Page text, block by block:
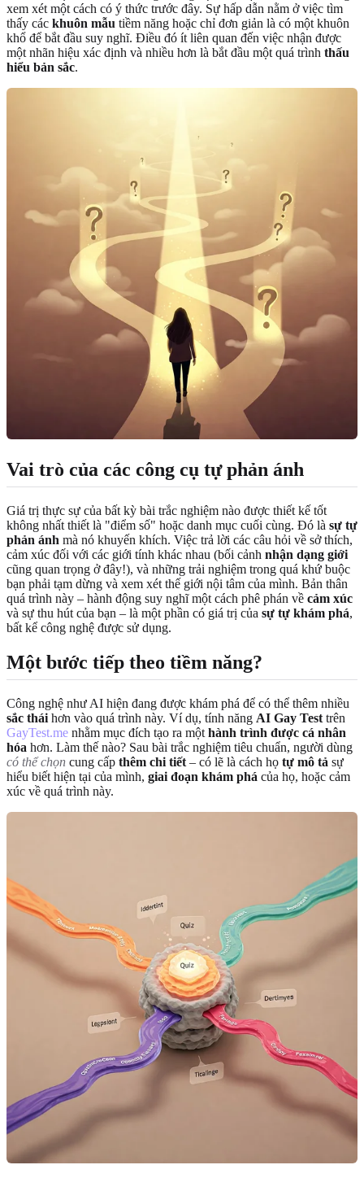
xem xét một cách có ý thức trước đây. Sự hấp dẫn nằm ở việc tìm
thấy các khuôn mẫu tiềm năng hoặc chỉ đơn giản là có một khuôn
khổ để bắt đầu suy nghĩ. Điều đó ít liên quan đến việc nhận được
một nhãn hiệu xác định và nhiều hơn là bắt đầu một quá trình thấu
hiểu bản sắc.
Vai trò của các công cụ tự phản ánh
Giá trị thực sự của bất kỳ bài trắc nghiệm nào được thiết kế tốt
không nhất thiết là "điểm số" hoặc danh mục cuối cùng. Đó là sự tự
phản ánh mà nó khuyến khích. Việc trả lời các câu hỏi về sở thích,
cảm xúc đối với các giới tính khác nhau (bối cảnh nhận dạng giới
cũng quan trọng ở đây!), và những trải nghiệm trong quá khứ buộc
bạn phải tạm dừng và xem xét thế giới nội tâm của mình. Bản thân
quá trình này – hành động suy nghĩ một cách phê phán về cảm xúc
và sự thu hút của bạn – là một phần có giá trị của sự tự khám phá,
bất kể công nghệ được sử dụng.
Một bước tiếp theo tiềm năng?
Công nghệ như AI hiện đang được khám phá để có thể thêm nhiều
sắc thái hơn vào quá trình này. Ví dụ, tính năng AI Gay Test trên
GayTest.me nhằm mục đích tạo ra một hành trình được cá nhân
hóa hơn. Làm thế nào? Sau bài trắc nghiệm tiêu chuẩn, người dùng
có thể chọn cung cấp thêm chi tiết – có lẽ là cách họ tự mô tả sự
hiểu biết hiện tại của mình, giai đoạn khám phá của họ, hoặc cảm
xúc về quá trình này.